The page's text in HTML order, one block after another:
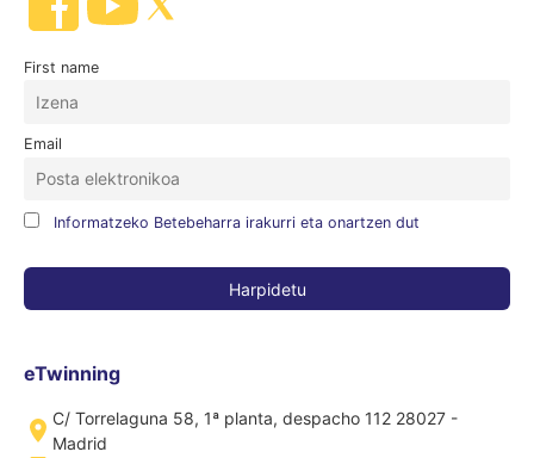
First name
Email
Informatzeko Betebeharra irakurri eta onartzen dut
eTwinning
C/ Torrelaguna 58, 1ª planta, despacho 112 28027 -
Madrid